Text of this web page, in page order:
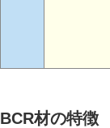
BCR材の特徴